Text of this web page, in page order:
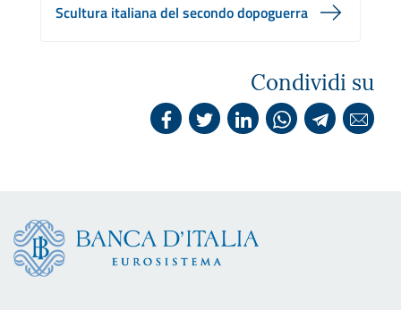
Scultura italiana del secondo dopoguerra
Condividi su